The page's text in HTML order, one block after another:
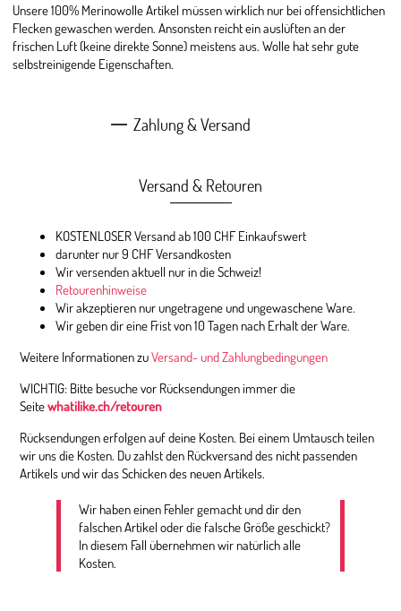
Unsere 100% Merinowolle Artikel müssen wirklich nur bei offensichtlichen
Flecken gewaschen werden. Ansonsten reicht ein auslüften an der
frischen Luft (keine direkte Sonne) meistens aus. Wolle hat sehr gute
selbstreinigende Eigenschaften.
Zahlung & Versand
Versand & Retouren
KOSTENLOSER Versand ab 100 CHF Einkaufswert
darunter nur 9 CHF Versandkosten
Wir versenden aktuell nur in die Schweiz!
Retourenhinweise
Wir akzeptieren nur ungetragene und ungewaschene Ware.
Wir geben dir eine Frist von 10 Tagen nach Erhalt der Ware.
Weitere Informationen zuVersand- und Zahlungbedingungen
WICHTIG: Bitte besuche vor Rücksendungen immer die
Seitewhatilike.ch/retouren
Rücksendungen erfolgen auf deine Kosten. Bei einem Umtausch teilen
wir uns die Kosten. Du zahlst den Rückversand des nicht passenden
Artikels und wir das Schicken des neuen Artikels.
Wir haben einen Fehler gemacht und dir den
falschen Artikel oder die falsche Größe geschickt?
In diesem Fall übernehmen wir natürlich alle
Kosten.